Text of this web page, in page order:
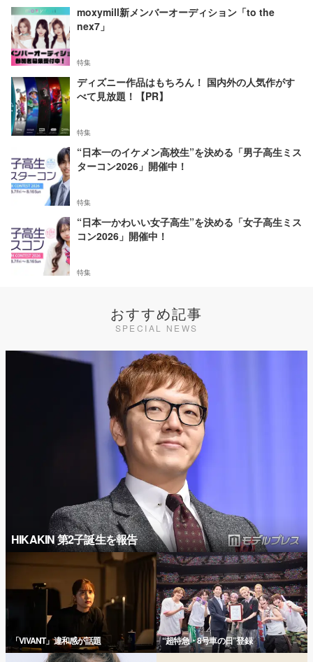
moxymill新メンバーオーディション「to the
nex7」
特集
ディズニー作品はもちろん！ 国内外の人気作がす
べて見放題！【PR】
特集
“日本一のイケメン高校生”を決める「男子高生ミス
ターコン2026」開催中！
特集
“日本一かわいい女子高生”を決める「女子高生ミス
コン2026」開催中！
特集
おすすめ記事
SPECIAL NEWS
HIKAKIN 第2子誕生を報告
「VIVANT」違和感が話題 “超特急・8号車の日”登録